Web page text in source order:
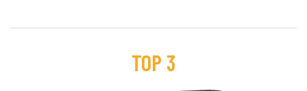
TOP 3